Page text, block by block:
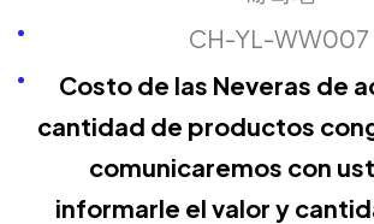
CH-YL-WW007
Costo de las Neveras de
cantidad de productos
comunicaremos con
informarle el valor y